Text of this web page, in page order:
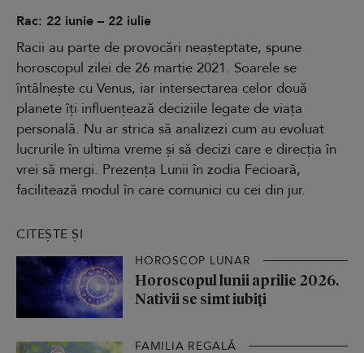
Rac: 22 iunie – 22 iulie
Racii au parte de provocări neașteptate, spune
horoscopul zilei de 26 martie 2021. Soarele se
întâlnește cu Venus, iar intersectarea celor două
planete îți influențează deciziile legate de viața
personală. Nu ar strica să analizezi cum au evoluat
lucrurile în ultima vreme și să decizi care e direcția în
vrei să mergi. Prezența Lunii în zodia Fecioară,
facilitează modul în care comunici cu cei din jur.
CITEȘTE ȘI
HOROSCOP LUNAR
Horoscopul lunii aprilie 2026.
Nativii se simt iubiți
FAMILIA REGALĂ